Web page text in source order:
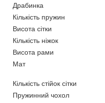
Драбинка
Кількість пружин
Висота сітки
Кількість ніжок
Висота рами
Мат
Кількість стійок сітки
Пружинний чохол